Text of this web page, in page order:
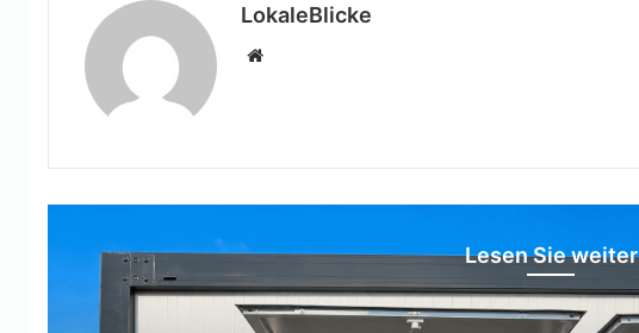
LokaleBlicke
Webseite
Lesen Sie weiter